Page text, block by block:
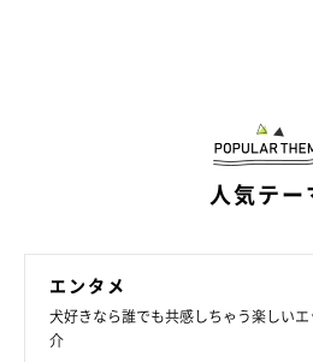
人気テー
エンタメ
犬好きなら誰でも共感しちゃう楽しい
介